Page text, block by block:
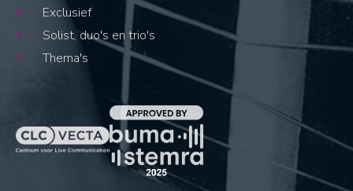
Exclusief
Solist, duo's en trio's
Thema's